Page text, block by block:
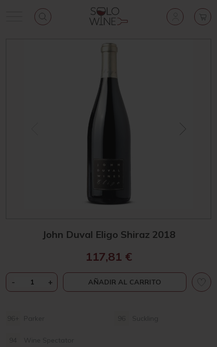
John Duval Eligo Shiraz 2018
Parker Suckling
Wine Spectator
117,81 €
-JOHN
DUVAL
2018
+ AÑADIR AL CARRITO